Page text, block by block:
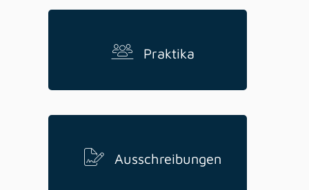
Praktika
Ausschreibungen